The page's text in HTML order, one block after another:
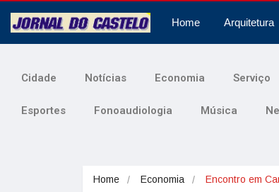
Home Arquitetura
Cidade Notícias Economia Serviço
Esportes Fonoaudiologia Música
Home Economia Encontro em